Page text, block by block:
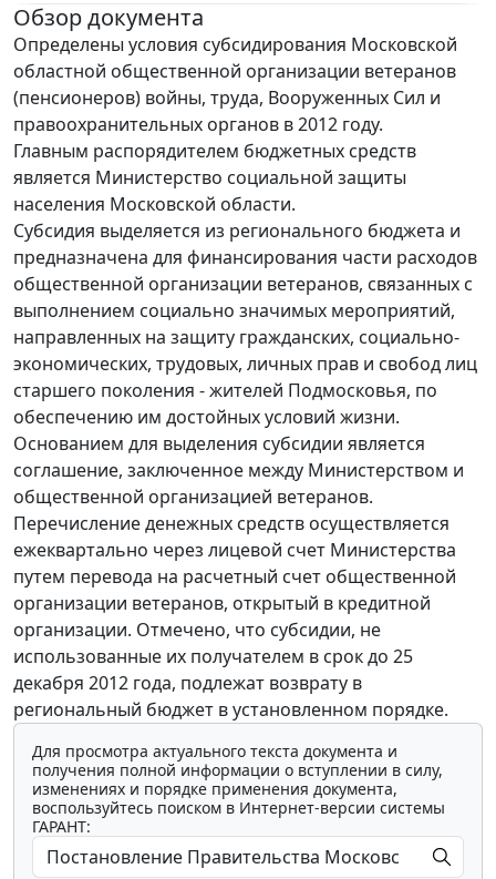
Обзор документа
Определены условия субсидирования Московской
областной общественной организации ветеранов
(пенсионеров) войны, труда, Вооруженных Сил и
правоохранительных органов в 2012 году.
Главным распорядителем бюджетных средств
является Министерство социальной защиты
населения Московской области.
Субсидия выделяется из регионального бюджета и
предназначена для финансирования части расходов
общественной организации ветеранов, связанных с
выполнением социально значимых мероприятий,
направленных на защиту гражданских, социально-
экономических, трудовых, личных прав и свобод лиц
старшего поколения - жителей Подмосковья, по
обеспечению им достойных условий жизни.
Основанием для выделения субсидии является
соглашение, заключенное между Министерством и
общественной организацией ветеранов.
Перечисление денежных средств осуществляется
ежеквартально через лицевой счет Министерства
путем перевода на расчетный счет общественной
организации ветеранов, открытый в кредитной
организации. Отмечено, что субсидии, не
использованные их получателем в срок до 25
декабря 2012 года, подлежат возврату в
региональный бюджет в установленном порядке.
Для просмотра актуального текста документа и
получения полной информации о вступлении в силу,
изменениях и порядке применения документа,
воспользуйтесь поиском в Интернет-версии системы
ГАРАНТ: